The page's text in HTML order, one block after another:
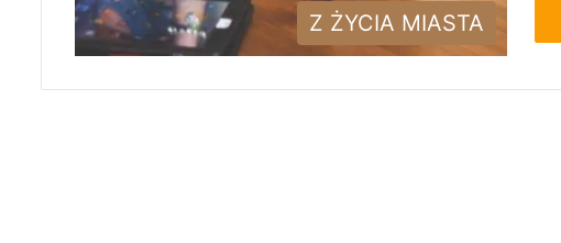
Z ŻYCIA MIASTA